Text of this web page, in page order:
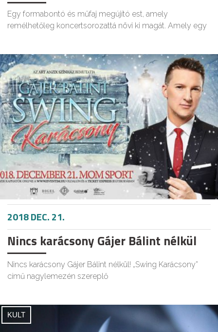
Egy formabontó és műfaj megújító est, amely
remélhetőleg koncertsorozattá növi ki magát. Amely egy
2018 DEC. 21.
Nincs karácsony Gájer Bálint nélkül
Nincs karácsony Gájer Bálint nélkül! „Swing Karácsony”
című nagylemezén szereplő
KULT